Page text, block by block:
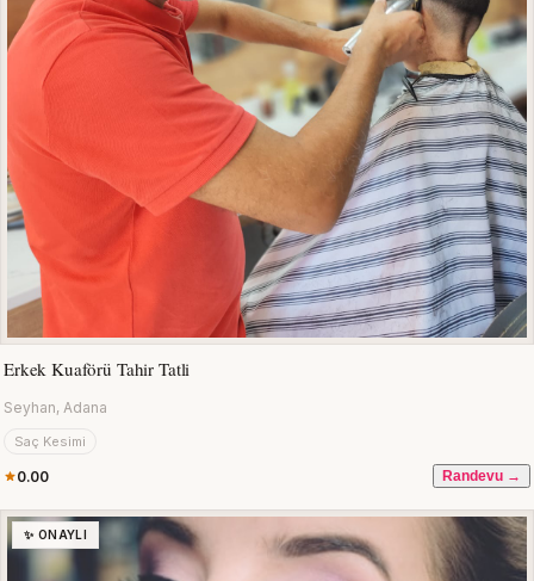
Erkek Kuaförü Tahir Tatli
Seyhan, Adana
Saç Kesimi
0.00 Randevu →
✨ ONAYLI